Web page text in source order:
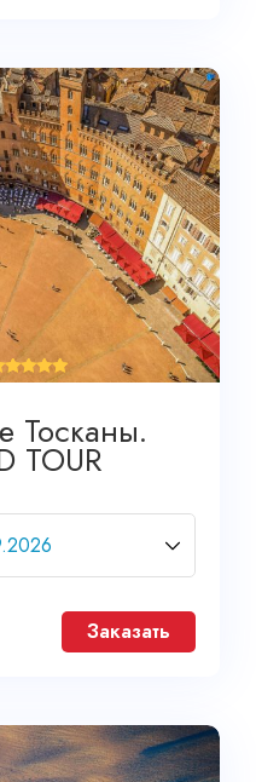
Тосканы.
TOUR
Заказать